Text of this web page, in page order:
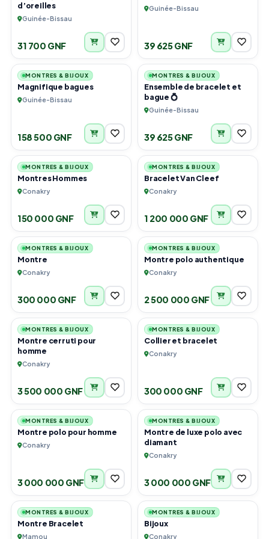
d’oreilles
Guinée-Bissau
31 700 GNF
Guinée-Bissau
39 625 GNF
1
MONTRES & BIJOUX
Magnifique bagues
Guinée-Bissau
158 500 GNF
1
MONTRES & BIJOUX
Ensemble de bracelet et
bague 💍
Guinée-Bissau
39 625 GNF
5
MONTRES & BIJOUX
Montres Hommes
Conakry
150 000 GNF
5
MONTRES & BIJOUX
Bracelet Van Cleef
Conakry
1 200 000 GNF
2
MONTRES & BIJOUX
Montre
Conakry
300 000 GNF
1
MONTRES & BIJOUX
Montre polo authentique
Conakry
2 500 000 GNF
1
MONTRES & BIJOUX
Montre cerruti pour
homme
Conakry
3 500 000 GNF
6
MONTRES & BIJOUX
Collier et bracelet
Conakry
300 000 GNF
2
MONTRES & BIJOUX
Montre polo pour homme
Conakry
3 000 000 GNF
1
MONTRES & BIJOUX
Montre de luxe polo avec
diamant
Conakry
3 000 000 GNF
3
MONTRES & BIJOUX
Montre Bracelet
Mamou
2
MONTRES & BIJOUX
Bijoux
Conakry